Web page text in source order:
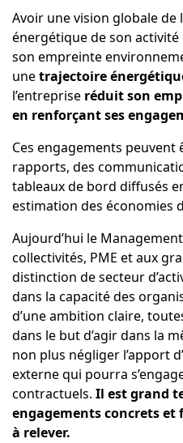
Avoir une vision globale de
énergétique de son activité
son empreinte
unetrajectoire
l’entreprise réduit son
en renforçant ses
Ces engagements peuvent
rapports, des
tableaux de bord diffusés
estimation des économies
Aujourd’hui le
collectivités, PME et aux
distinction de secteur
dans la capacité des
d’une ambition claire,
dans le but d’agir dans la
non plus négliger l’apport
externe qui pourra
contractuels. Il est grand
engagements concrets
à relever.